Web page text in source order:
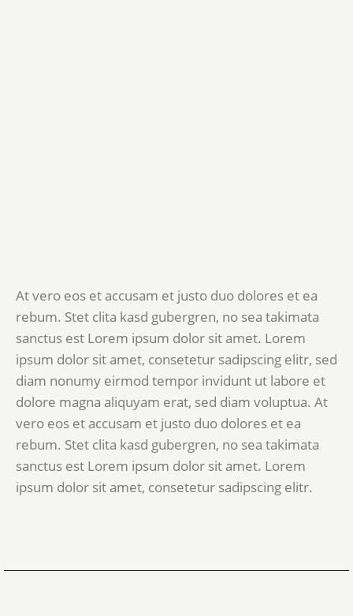
At vero eos et accusam et justo duo dolores et ea
rebum. Stet clita kasd gubergren, no sea takimata
sanctus est Lorem ipsum dolor sit amet. Lorem
ipsum dolor sit amet, consetetur sadipscing elitr, sed
diam nonumy eirmod tempor invidunt ut labore et
dolore magna aliquyam erat, sed diam voluptua. At
vero eos et accusam et justo duo dolores et ea
rebum. Stet clita kasd gubergren, no sea takimata
sanctus est Lorem ipsum dolor sit amet. Lorem
ipsum dolor sit amet, consetetur sadipscing elitr.